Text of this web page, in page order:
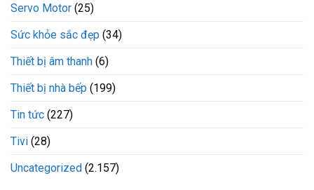
Servo Motor (25)
Sức khỏe sắc đẹp (34)
Thiết bị âm thanh (6)
Thiết bị nhà bếp (199)
Tin tức (227)
Tivi (28)
Uncategorized (2.157)